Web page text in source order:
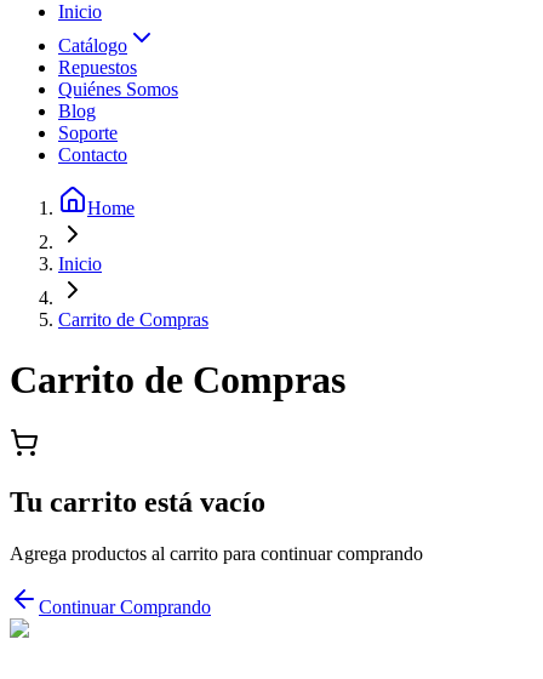
Inicio
Catálogo
Repuestos
Quiénes Somos
Blog
Soporte
Contacto
Home
Inicio
Carrito de Compras
Carrito de Compras
Tu carrito está vacío
Agrega productos al carrito para continuar comprando
Continuar Comprando